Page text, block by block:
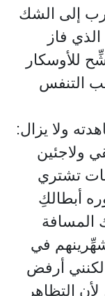
إلى الشك
الذي فاز
للأوسكار
التنفس
ولا يزال:
ولاجئين
تشتري
أبطالكِ
المسافة
في
لكنني أرفض
التظاهر